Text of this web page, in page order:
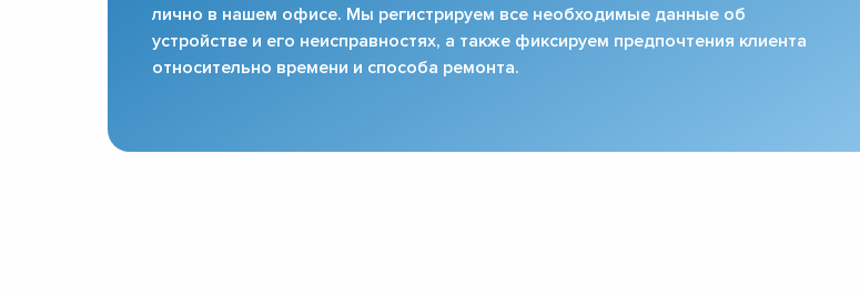
лично в нашем офисе. Мы регистрируем все необходимые данные об
устройстве и его неисправностях, а также фиксируем предпочтения клиента
относительно времени и способа ремонта.